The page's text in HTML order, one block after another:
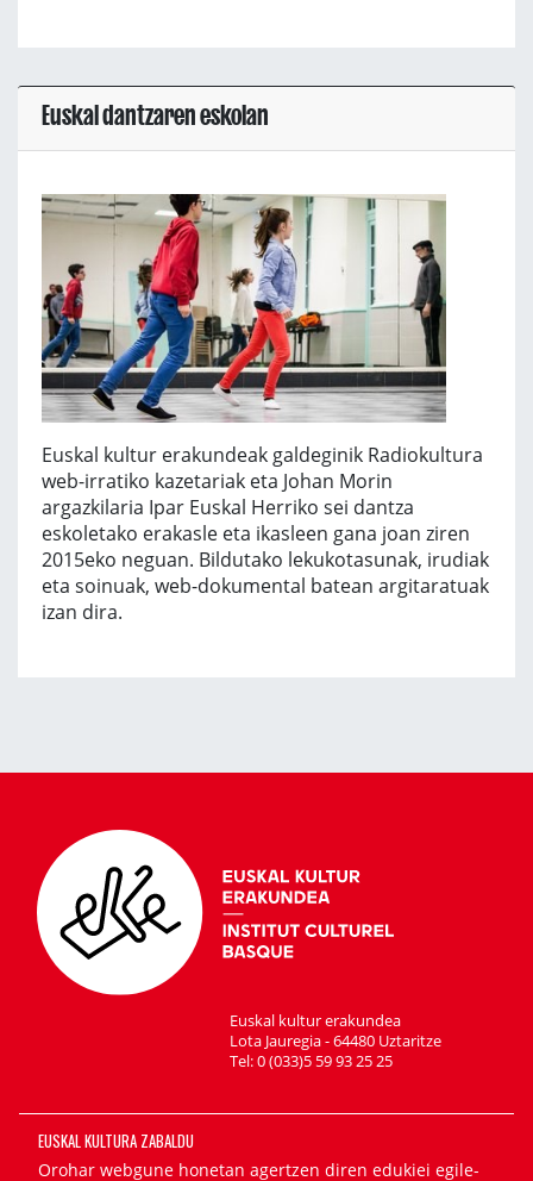
Euskal dantzaren eskolan
Euskal kultur erakundeak galdeginik Radiokultura
web-irratiko kazetariak eta Johan Morin
argazkilaria Ipar Euskal Herriko sei dantza
eskoletako erakasle eta ikasleen gana joan ziren
2015eko neguan. Bildutako lekukotasunak, irudiak
eta soinuak, web-dokumental batean argitaratuak
izan dira.
Euskal kultur erakundea
Lota Jauregia - 64480 Uztaritze
Tel: 0 (033)5 59 93 25 25
EUSKAL KULTURA ZABALDU
Orohar webgune honetan agertzen diren edukiei egile-